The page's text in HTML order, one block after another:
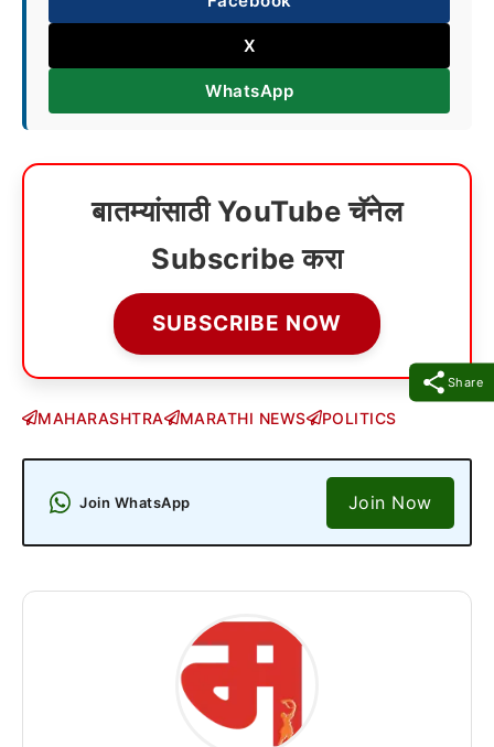
Share
X
WhatsApp
बातम्यांसाठी YouTube चॅनेल
Subscribe करा
SUBSCRIBE NOW
MAHARASHTRA MARATHI NEWS POLITICS
Join WhatsApp Join Now